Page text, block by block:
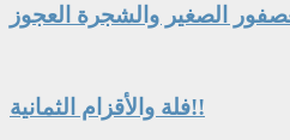
الصغير والشجرة العجوز
فلة والأقزام الثمانية!!